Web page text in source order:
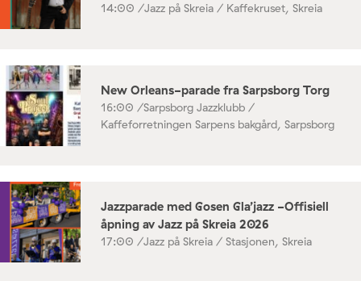
14:00 /Jazz på Skreia / Kaffekruset, Skreia
New Orleans-parade fra Sarpsborg Torg
16:00 /Sarpsborg Jazzklubb /
Kaffeforretningen Sarpens bakgård, Sarpsborg
Jazzparade med Gosen Gla’jazz -Offisiell
åpning av Jazz på Skreia 2026
17:00 /Jazz på Skreia / Stasjonen, Skreia